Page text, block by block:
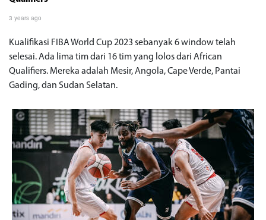
3 years ago
Kualifikasi FIBA World Cup 2023 sebanyak 6 window telah
selesai. Ada lima tim dari 16 tim yang lolos dari African
Qualifiers. Mereka adalah Mesir, Angola, Cape Verde, Pantai
Gading, dan Sudan Selatan.